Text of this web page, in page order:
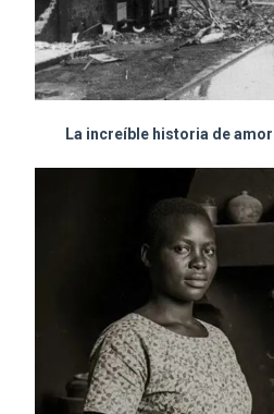
La increíble historia de